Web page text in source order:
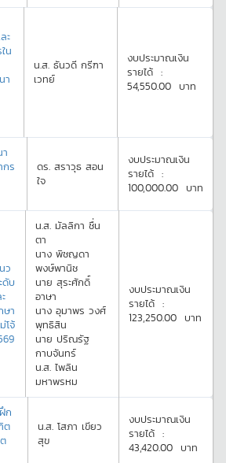
ะ
น
า
น.ส. ธันวดี กรีฑา
เวทย์
งบประมาณเงิน
รายได้ :
54,550.00 บาท
ร
ดร. สราวุธ สอน
ใจ
งบประมาณเงิน
รายได้ :
100,000.00 บาท
ว
ดับ
า
โจ้
น.ส. มัลลิกา ชื่น
ตา
นาง พิชญดา
พงษ์พานิช
นาย สุระศักดิ์
อาษา
นาง อุมาพร วงศ์
พุทธิสิน
นาย ปริณรัฐ
กาบจันทร์
น.ส. ไพลิน
มหาพรหม
งบประมาณเงิน
รายได้ :
123,250.00 บาท
ก
ต
น.ส. โสภา เขียว
สุข
งบประมาณเงิน
รายได้ :
43,420.00 บาท